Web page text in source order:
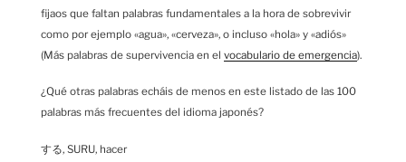
fijaos que faltan palabras fundamentales a la hora de sobrevivir
como por ejemplo «agua», «cerveza», o incluso «hola» y «adiós»
(Más palabras de supervivencia en el vocabulario de emergencia).
¿Qué otras palabras echáis de menos en este listado de las 100
palabras más frecuentes del idioma japonés?
する, SURU, hacer